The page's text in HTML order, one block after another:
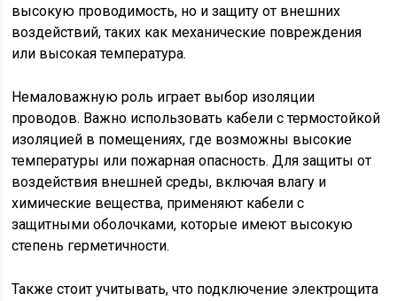
высокую проводимость, но и защиту от внешних
воздействий, таких как механические повреждения
или высокая температура.
Немаловажную роль играет выбор изоляции
проводов. Важно использовать кабели с термостойкой
изоляцией в помещениях, где возможны высокие
температуры или пожарная опасность. Для защиты от
воздействия внешней среды, включая влагу и
химические вещества, применяют кабели с
защитными оболочками, которые имеют высокую
степень герметичности.
Также стоит учитывать, что подключение электрощита